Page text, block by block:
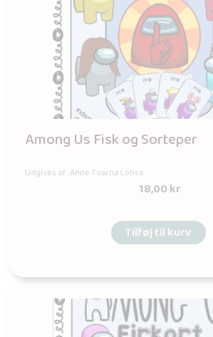
Among Us Fisk og Sorteper
Udgives af: Anne Tvarnø Lohse
18,00kr
Tilføj til kurv